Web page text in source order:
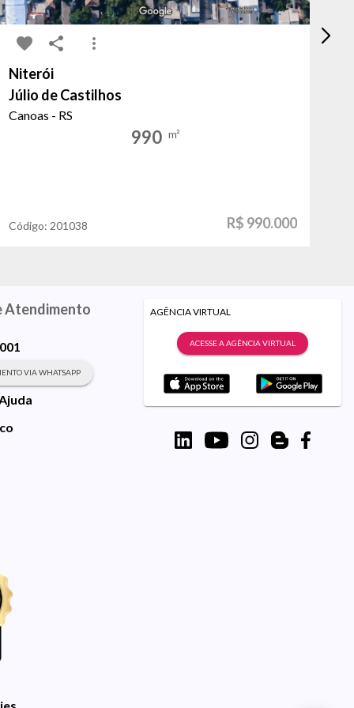
Niterói
Júlio de Castilhos
Canoas - RS
990 m²
Código: 201038 R$ 990.000
Atendimento
VIA WHATSAPP
AGÊNCIA VIRTUAL
ACESSE A AGÊNCIA VIRTUAL